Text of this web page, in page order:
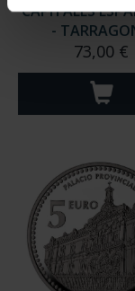
CAPITALES
-
73,00 €